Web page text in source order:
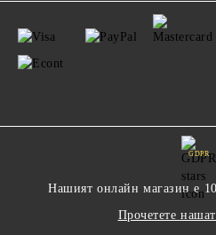
GDPR
Нашият онлайн магазин е
Прочетете